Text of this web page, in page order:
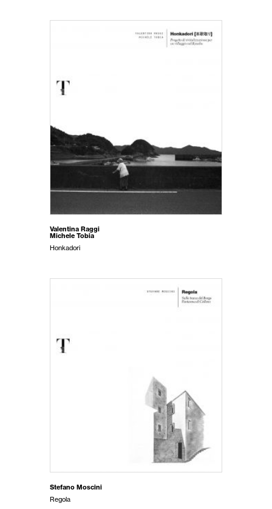
Valentina Raggi
Michele Tobia
Honkadori
Stefano Moscini
Regola